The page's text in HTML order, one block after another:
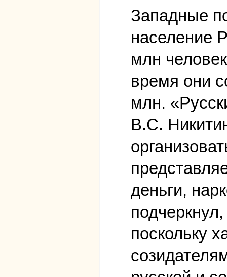
Западные
население
млн
время они
млн.
В.С.
деньги,
поскольку